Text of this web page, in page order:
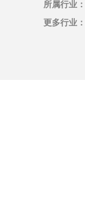
所属行业：
更多行业：